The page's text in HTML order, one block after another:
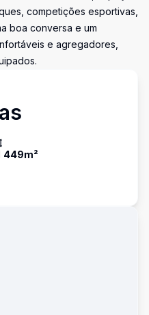
competições esportivas,
boa conversa e um
e agregadores,
449m²